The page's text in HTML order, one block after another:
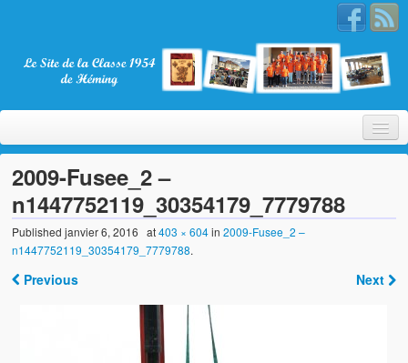
Bienvenue
La Classe 1954
2009-Fusee_2 –
n1447752119_30354179_7779788
Publishedjanvier 6, 2016 at403 × 604in2009-Fusee_2 –
n1447752119_30354179_7779788.
Previous Next